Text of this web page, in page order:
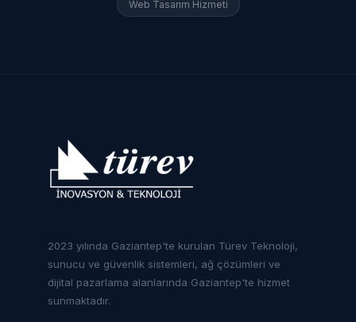
Web Tasarım Hizmeti
2023 yılında Gaziantep'te kurulan Türev Teknoloji,
sunucu ve güvenlik sistemleri, ağ çözümleri ve
dijital pazarlama alanlarında Gaziantep'te hizmet
sunmaktadır.